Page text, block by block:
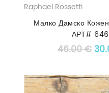
Raphael Rossetti
Малко Дамско
АРТ#
46.00€